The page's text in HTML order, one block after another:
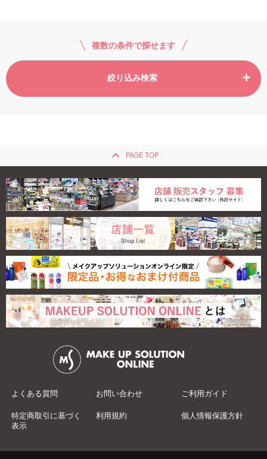
複数の条件で探せます
絞り込み検索
keyboard_arrow_up PAGE TOP
よくある質問 お問い合わせ ご利用ガイド
特定商取引に基づく
表示
利用規約 個人情報保護方針